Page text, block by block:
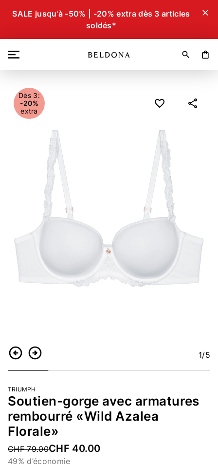
SALE jusqu'à -50% | -20% extra dès 3 articles
soldés*
close
search shopping_bag
RetourContinuer 1/5
Dès 3:
-20%
extra
TRIUMPH
Soutien-gorge avec armatures
rembourré «Wild Azalea
Florale»
Price reduced from
CHF 79.00CHF 40.00
49% d’économie